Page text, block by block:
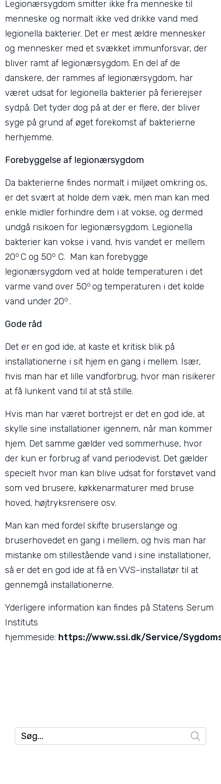
Legionærsygdom smitter ikke fra menneske til
menneske og normalt ikke ved drikke vand med
legionella bakterier. Det er mest ældre mennesker
og mennesker med et svækket immunforsvar, der
bliver ramt af legionærsygdom. En del af de
danskere, der rammes af legionærsygdom, har
været udsat for legionella bakterier på ferierejser
sydpå. Det tyder dog på at der er flere, der bliver
syge på grund af øget forekomst af bakterierne
herhjemme.
Forebyggelse af legionærsygdom
Da bakterierne findes normalt i miljøet omkring os,
er det svært at holde dem væk, men man kan med
enkle midler forhindre dem i at vokse, og dermed
undgå risikoen for legionærsygdom. Legionella
bakterier kan vokse i vand, hvis vandet er mellem
20o C og 50o C. Man kan forebygge
legionærsygdom ved at holde temperaturen i det
varme vand over 50o og temperaturen i det kolde
vand under 20o .
Gode råd
Det er en god ide, at kaste et kritisk blik på
installationerne i sit hjem en gang i mellem. Især,
hvis man har et lille vandforbrug, hvor man risikerer
at få lunkent vand til at stå stille.
Hvis man har været bortrejst er det en god ide, at
skylle sine installationer igennem, når man kommer
hjem. Det samme gælder ved sommerhuse, hvor
der kun er forbrug af vand periodevist. Det gælder
specielt hvor man kan blive udsat for forstøvet vand
som ved brusere, køkkenarmaturer med bruse
hoved, højtryksrensere osv.
Man kan med fordel skifte bruserslange og
bruserhovedet en gang i mellem, og hvis man har
mistanke om stillestående vand i sine installationer,
så er det en god ide at få en VVS-installatør til at
gennemgå installationerne.
Yderligere information kan findes på Statens Serum
Instituts
hjemmeside: https://www.ssi.dk/Service/